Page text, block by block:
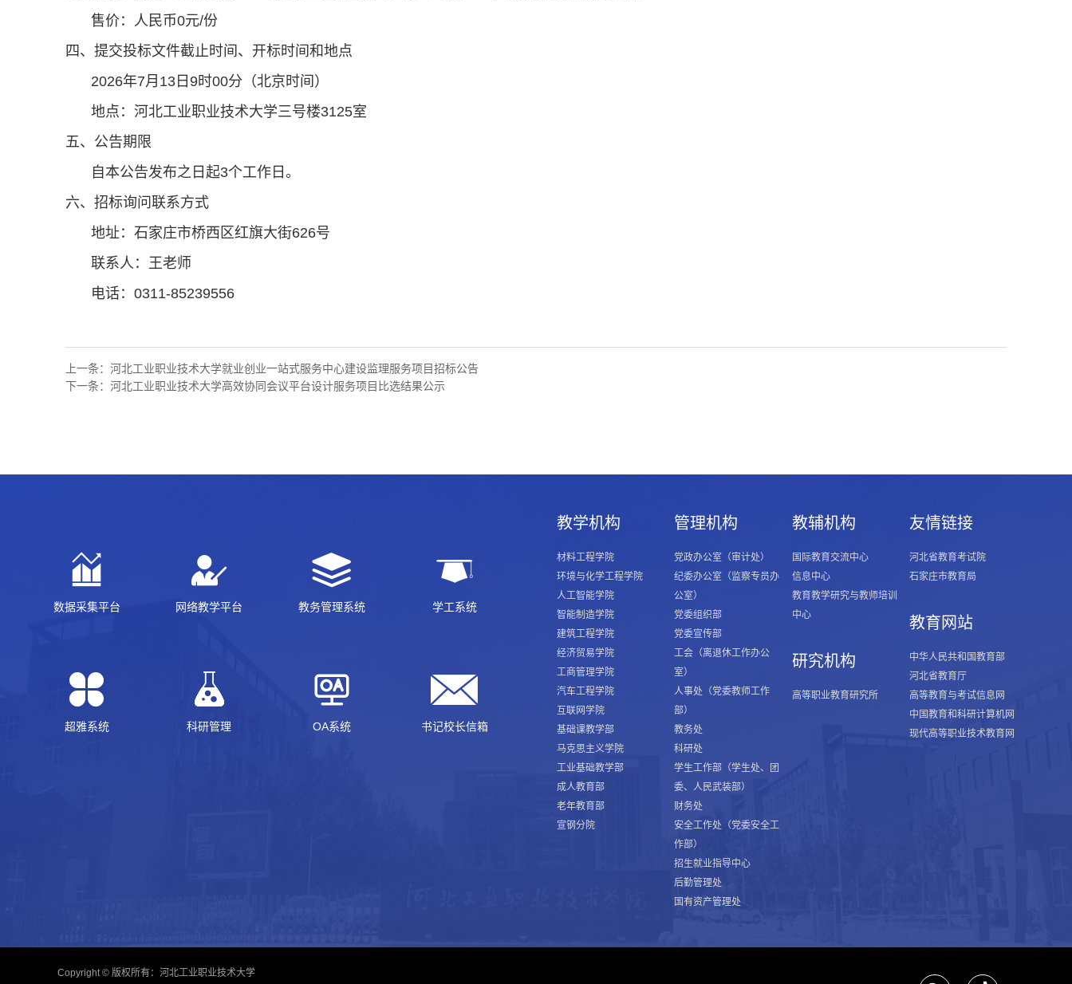
售价：人民币0元/份
四、提交投标文件截止时间、开标时间和地点
2026年7月13日9时00分（北京时间）
地点：河北工业职业技术大学三号楼3125室
五、公告期限
自本公告发布之日起3个工作日。
六、招标询问联系方式
地址：石家庄市桥西区红旗大街626号
联系人：王老师
电话：0311-85239556
上一条： 河北工业职业技术大学就业创业一站式服务中心建设监理服务项目招标公告
下一条： 河北工业职业技术大学高效协同会议平台设计服务项目比选结果公示
数据采集平台 网络教学平台 教务管理系统 学工系统
超雅系统 科研管理 OA系统 书记校长信箱
教学机构
材料工程学院
环境与化学工程学院
人工智能学院
智能制造学院
建筑工程学院
经济贸易学院
工商管理学院
汽车工程学院
互联网学院
基础课教学部
马克思主义学院
工业基础教学部
成人教育部
老年教育部
宣钢分院
管理机构
党政办公室（审计处）
纪委办公室（监察专员办
公室）
党委组织部
党委宣传部
工会（离退休工作办公
室）
人事处（党委教师工作
部）
教务处
科研处
学生工作部（学生处、团
委、人民武装部）
财务处
安全工作处（党委安全工
作部）
招生就业指导中心
后勤管理处
国有资产管理处
教辅机构
国际教育交流中心
信息中心
教育教学研究与教师培训
中心
研究机构
高等职业教育研究所
友情链接
河北省教育考试院
石家庄市教育局
教育网站
中华人民共和国教育部
河北省教育厅
高等教育与考试信息网
中国教育和科研计算机网
现代高等职业技术教育网
Copyright © 版权所有：河北工业职业技术大学